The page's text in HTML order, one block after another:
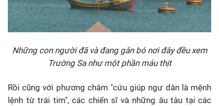
Những con người đã và đang gắn bó nơi đây đều xem
Trường Sa như một phần máu thịt
Rồi cũng với phương châm "cứu giúp ngư dân là mệnh
lệnh từ trái tim", các chiến sĩ và những âu tàu tại các